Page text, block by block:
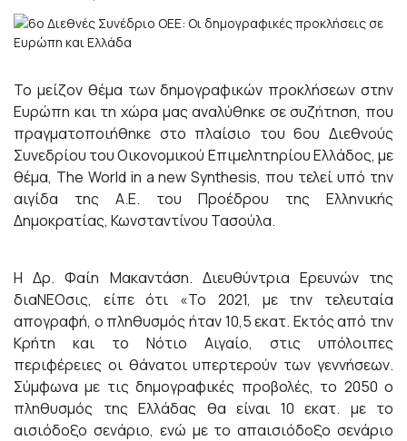
Το μείζον θέμα των δημογραφικών προκλήσεων στην
Ευρώπη και τη χώρα μας αναλύθηκε σε συζήτηση, που
πραγματοποιήθηκε στο πλαίσιο του 6ου Διεθνούς
Συνεδρίου του Οικονομικού Επιμελητηρίου Ελλάδος, με
θέμα, The World in a new Synthesis, που τελεί υπό την
αιγίδα της Α.Ε. του Προέδρου της Ελληνικής
Δημοκρατίας, Κωνσταντίνου Τασούλα.
Η Δρ. Φαίη Μακαντάση. Διευθύντρια Ερευνών της
διαΝΕΟσις, είπε ότι «Το 2021, με την τελευταία
απογραφή, ο πληθυσμός ήταν 10,5 εκατ. Εκτός από την
Κρήτη και το Νότιο Αιγαίο, στις υπόλοιπες
περιφέρειες οι θάνατοι υπερτερούν των γεννήσεων.
Σύμφωνα με τις δημογραφικές προβολές, το 2050 ο
πληθυσμός της Ελλάδας θα είναι 10 εκατ. με το
αισιόδοξο σενάριο, ενώ με το απαισιόδοξο σενάριο